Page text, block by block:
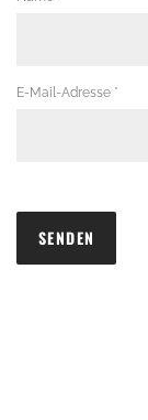
E-Mail-Adresse *